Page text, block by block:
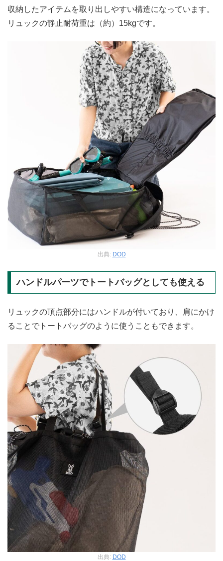
収納したアイテムを取り出しやすい構造になっています。
リュックの静止耐荷重は（約）15kgです。
出典: DOD
ハンドルパーツでトートバッグとしても使える
リュックの頂点部分にはハンドルが付いており、肩にかけ
ることでトートバッグのように使うこともできます。
出典: DOD